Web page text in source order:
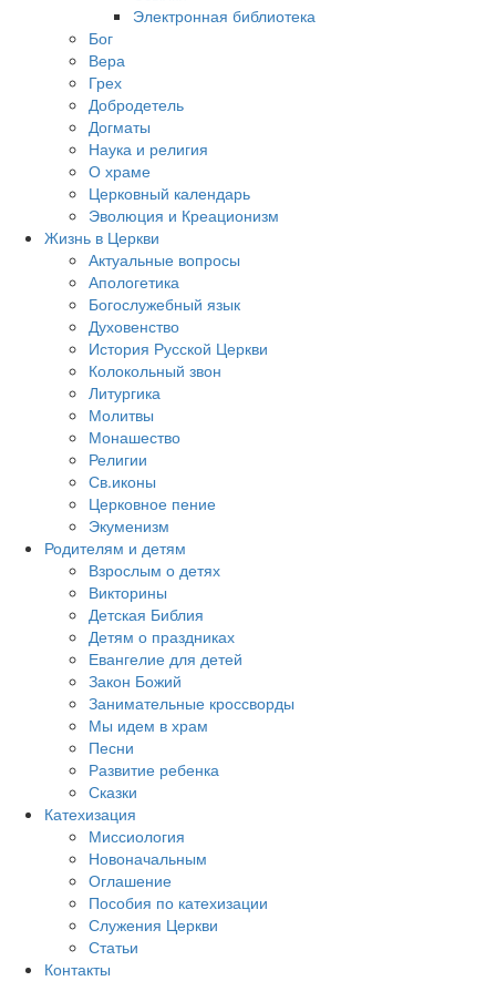
Электронная библиотека
Бог
Вера
Грех
Добродетель
Догматы
Наука и религия
О храме
Церковный календарь
Эволюция и Креационизм
Жизнь в Церкви
Актуальные вопросы
Апологетика
Богослужебный язык
Духовенство
История Русской Церкви
Колокольный звон
Литургика
Молитвы
Монашество
Религии
Св.иконы
Церковное пение
Экуменизм
Родителям и детям
Взрослым о детях
Викторины
Детская Библия
Детям о праздниках
Евангелие для детей
Закон Божий
Занимательные кроссворды
Мы идем в храм
Песни
Развитие ребенка
Сказки
Катехизация
Миссиология
Новоначальным
Оглашение
Пособия по катехизации
Служения Церкви
Статьи
Контакты